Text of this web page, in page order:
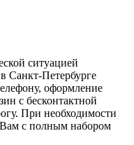
ситуацией
Санкт-Петербурге
оформление
с бесконтактной
При необходимости
с полным набором